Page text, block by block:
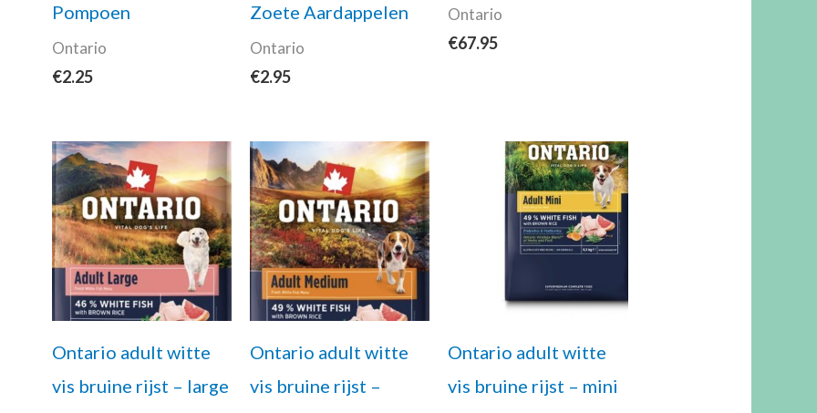
Pompoen
Ontario
€2.25
Zoete Aardappelen
Ontario
€2.95
Ontario
€67.95
Ontario adult witte
vis bruine rijst – large
Ontario adult witte
vis bruine rijst –
Ontario adult witte
vis bruine rijst – mini
Prijsklasse:
€19.95
tot
€57.50